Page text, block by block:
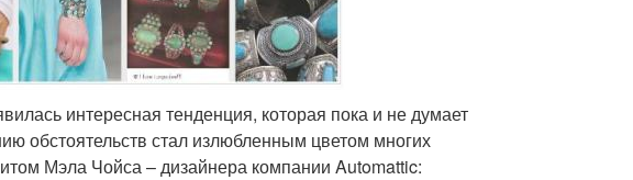
интересная тенденция, которая пока и не думает
обстоятельств стал излюбленным цветом многих
Мэла Чойса – дизайнера компании Automattic: